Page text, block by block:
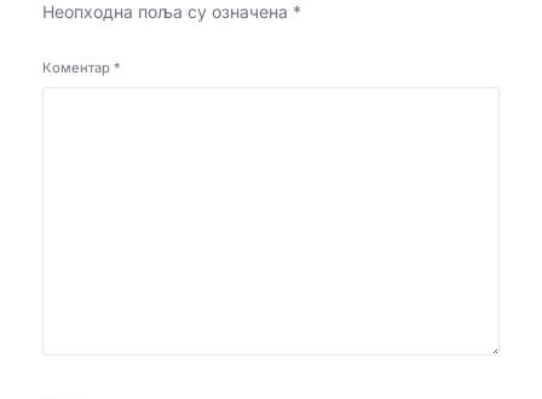
Неопходна поља су означена *
Коментар *